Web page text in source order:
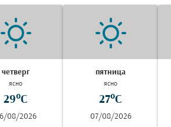
четверг
ясно
29°C
08/2026
пятница
ясно
27°C
07/08/2026